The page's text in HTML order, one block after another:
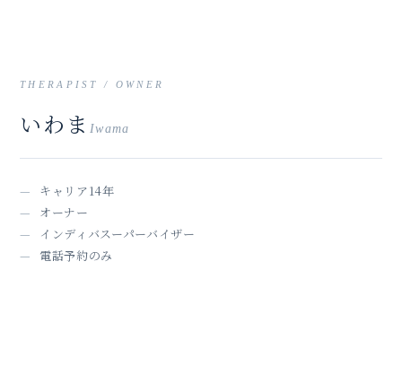
THERAPIST / OWNER
いわま Iwama
キャリア14年
オーナー
インディバスーパーバイザー
電話予約のみ